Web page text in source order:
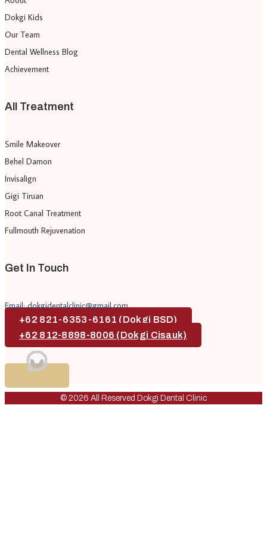
Dokgi Kids
Our Team
Dental Wellness Blog
Achievement
All Treatment
Smile Makeover
Behel Damon
Invisalign
Gigi Tiruan
Root Canal Treatment
Fullmouth Rejuvenation
Get In Touch
Email: dokgidentalclinic@gmail.com
+62 821-6353-6161 (Dokgi BSD)
+62 812-8898-8006 (Dokgi Cisauk)
© 2026 All Reserved Dokgi Dental Clinic